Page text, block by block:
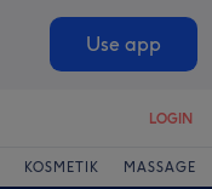
Use app
LOGIN
KOSMETIK MASSAGE